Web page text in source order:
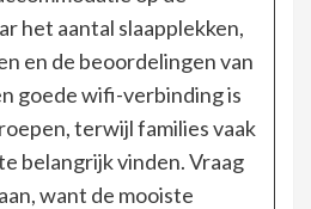
het aantal slaapplekken,
en de beoordelingen van
goede wifi-verbinding is
terwijl families vaak
belangrijk vinden. Vraag
want de mooiste